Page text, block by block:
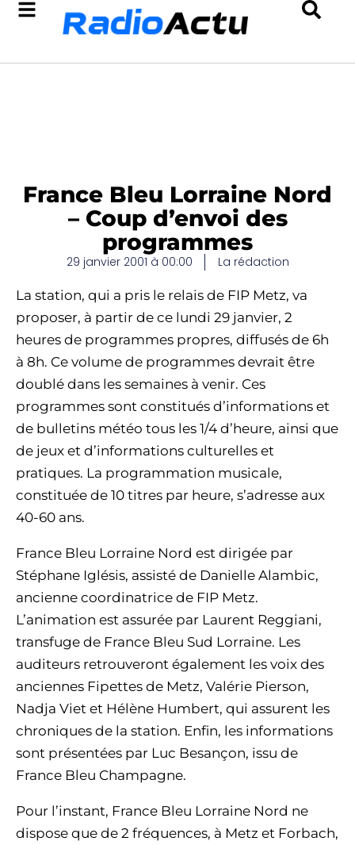
France Bleu Lorraine Nord
– Coup d’envoi des
programmes
29 janvier 2001 à 00:00 La rédaction
La station, qui a pris le relais de FIP Metz, va
proposer, à partir de ce lundi 29 janvier, 2
heures de programmes propres, diffusés de 6h
à 8h. Ce volume de programmes devrait être
doublé dans les semaines à venir. Ces
programmes sont constitués d’informations et
de bulletins météo tous les 1/4 d’heure, ainsi que
de jeux et d’informations culturelles et
pratiques. La programmation musicale,
constituée de 10 titres par heure, s’adresse aux
40-60 ans.
France Bleu Lorraine Nord est dirigée par
Stéphane Iglésis, assisté de Danielle Alambic,
ancienne coordinatrice de FIP Metz.
L’animation est assurée par Laurent Reggiani,
transfuge de France Bleu Sud Lorraine. Les
auditeurs retrouveront également les voix des
anciennes Fipettes de Metz, Valérie Pierson,
Nadja Viet et Hélène Humbert, qui assurent les
chroniques de la station. Enfin, les informations
sont présentées par Luc Besançon, issu de
France Bleu Champagne.
Pour l’instant, France Bleu Lorraine Nord ne
dispose que de 2 fréquences, à Metz et Forbach,